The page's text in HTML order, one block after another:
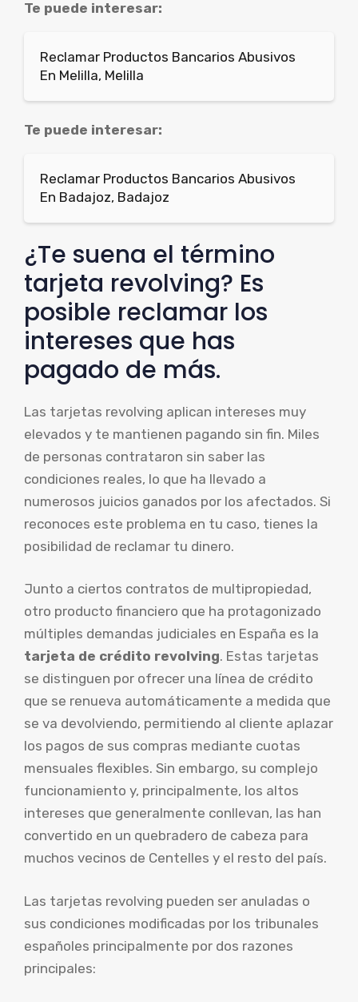
Te puede interesar:
Reclamar Productos Bancarios Abusivos
En Melilla, Melilla
Te puede interesar:
Reclamar Productos Bancarios Abusivos
En Badajoz, Badajoz
¿Te suena el término
tarjeta revolving? Es
posible reclamar los
intereses que has
pagado de más.
Las tarjetas revolving aplican intereses muy
elevados y te mantienen pagando sin fin. Miles
de personas contrataron sin saber las
condiciones reales, lo que ha llevado a
numerosos juicios ganados por los afectados. Si
reconoces este problema en tu caso, tienes la
posibilidad de reclamar tu dinero.
Junto a ciertos contratos de multipropiedad,
otro producto financiero que ha protagonizado
múltiples demandas judiciales en España es la
tarjeta de crédito revolving. Estas tarjetas
se distinguen por ofrecer una línea de crédito
que se renueva automáticamente a medida que
se va devolviendo, permitiendo al cliente aplazar
los pagos de sus compras mediante cuotas
mensuales flexibles. Sin embargo, su complejo
funcionamiento y, principalmente, los altos
intereses que generalmente conllevan, las han
convertido en un quebradero de cabeza para
muchos vecinos de Centelles y el resto del país.
Las tarjetas revolving pueden ser anuladas o
sus condiciones modificadas por los tribunales
españoles principalmente por dos razones
principales: